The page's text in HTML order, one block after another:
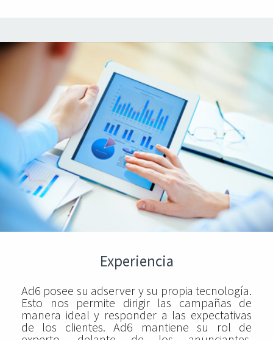
Experiencia
Ad6 posee su adserver y su propia tecnología.
Esto nos permite dirigir las campañas de
manera ideal y responder a las expectativas
de los clientes. Ad6 mantiene su rol de